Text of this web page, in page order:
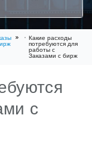
Какие расходы
потребуются для
работы с
Заказами с бирж
с